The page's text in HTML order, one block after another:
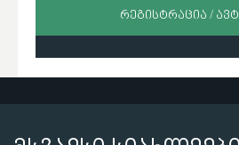
ᲠᲔᲒᲘᲡᲢᲠᲐᲪᲘᲐ /